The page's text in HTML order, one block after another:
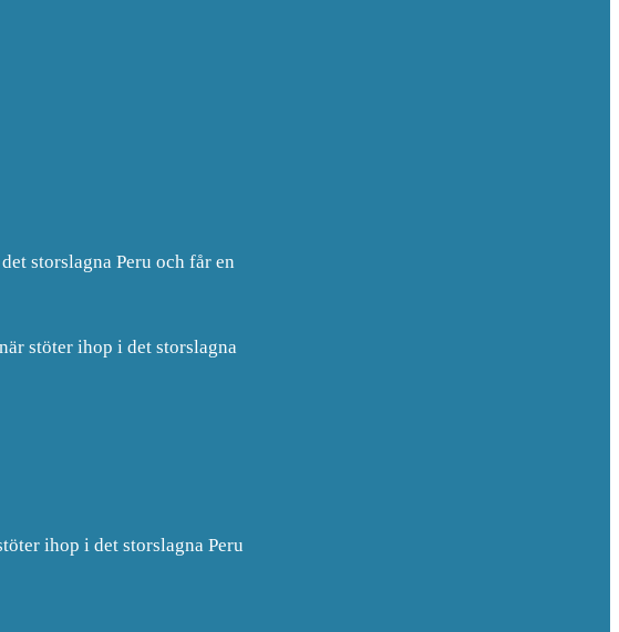
storslagna Peru och får en
stöter ihop i det storslagna
ihop i det storslagna Peru